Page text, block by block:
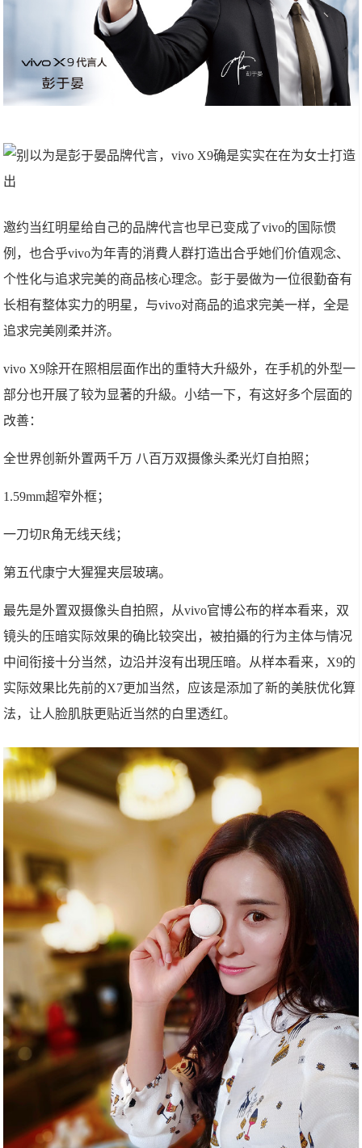
邀约当红明星给自己的品牌代言也早已变成了vivo的国际惯
例，也合乎vivo为年青的消費人群打造出合乎她们价值观念、
个性化与追求完美的商品核心理念。彭于晏做为一位很勤奋有
长相有整体实力的明星，与vivo对商品的追求完美一样，全是
追求完美刚柔并济。
vivo X9除开在照相层面作出的重特大升級外，在手机的外型一
部分也开展了较为显著的升級。小结一下，有这好多个层面的
改善：
全世界创新外置两千万 八百万双摄像头柔光灯自拍照；
1.59mm超窄外框；
一刀切R角无线天线；
第五代康宁大猩猩夹层玻璃。
最先是外置双摄像头自拍照，从vivo官博公布的样本看来，双
镜头的压暗实际效果的确比较突出，被拍攝的行为主体与情况
中间衔接十分当然，边沿并沒有出現压暗。从样本看来，X9的
实际效果比先前的X7更加当然，应该是添加了新的美肤优化算
法，让人脸肌肤更贴近当然的白里透红。